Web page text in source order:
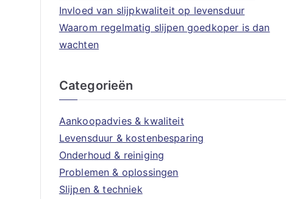
Invloed van slijpkwaliteit op levensduur
Waarom regelmatig slijpen goedkoper is dan
wachten
Categorieën
Aankoopadvies & kwaliteit
Levensduur & kostenbesparing
Onderhoud & reiniging
Problemen & oplossingen
Slijpen & techniek